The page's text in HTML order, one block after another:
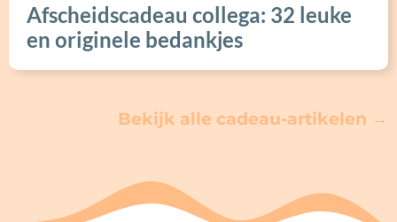
Afscheidscadeau collega: 32 leuke
en originele bedankjes
Bekijk alle cadeau-artikelen →